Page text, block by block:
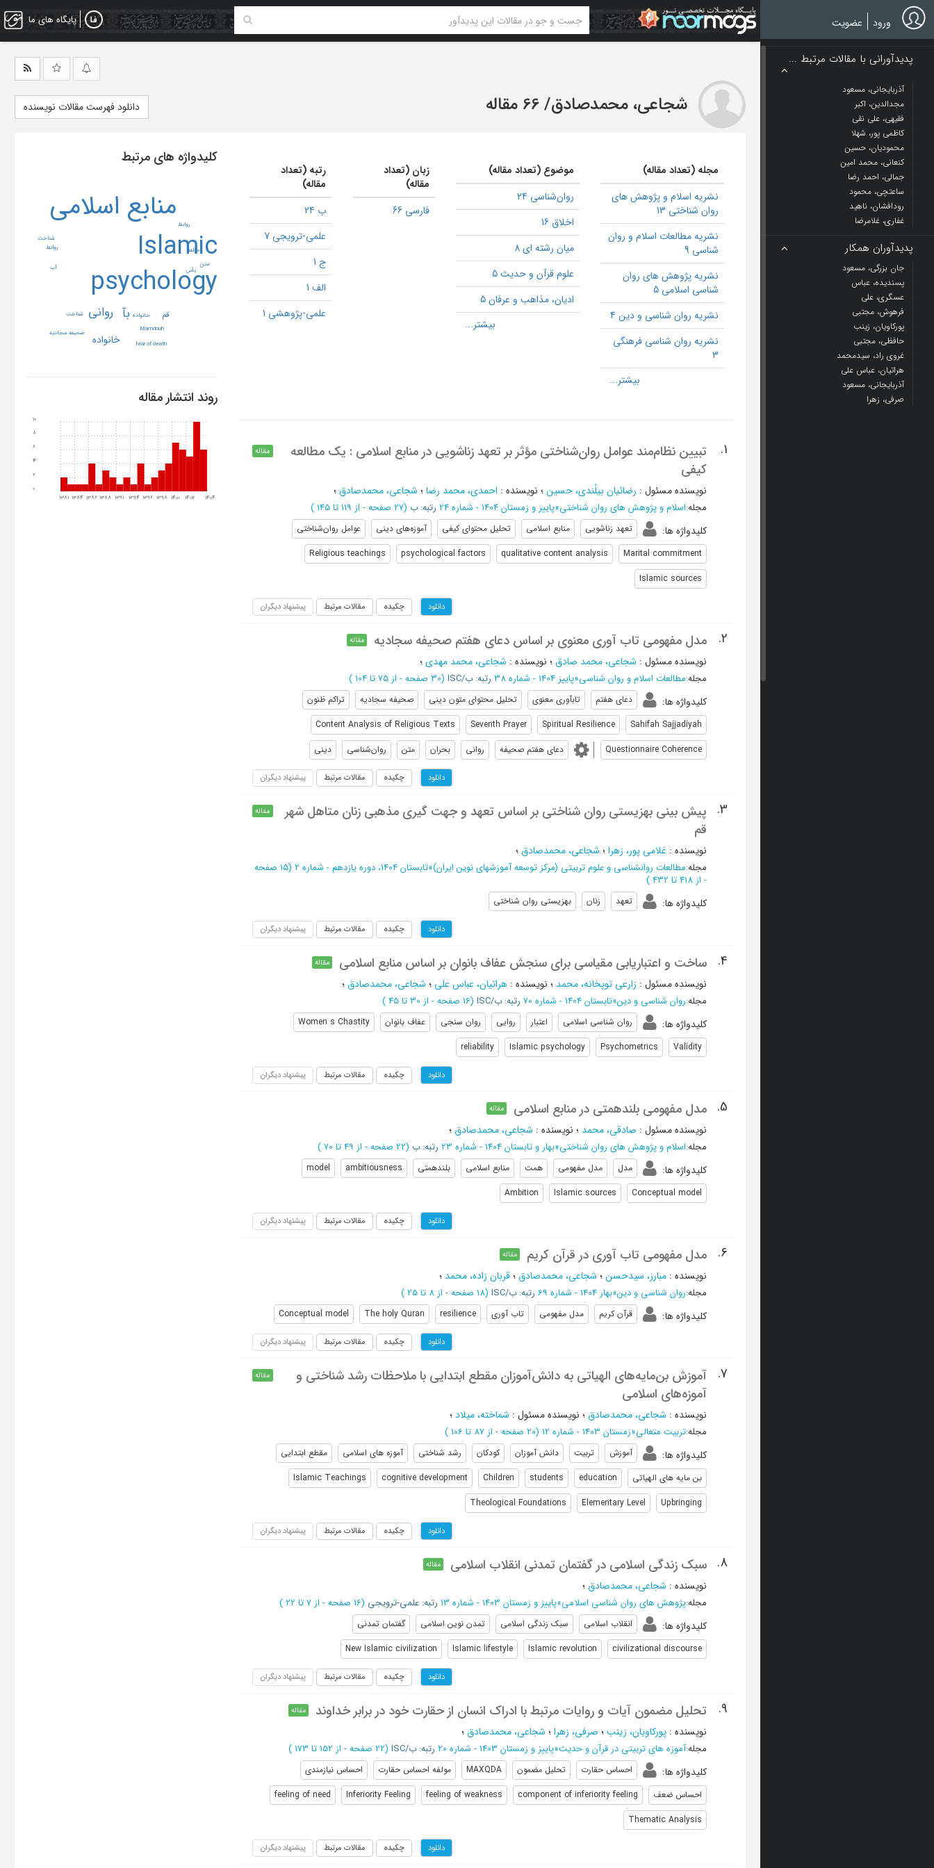
Skip
to
main
پایگاه های ما ورود عضویت
پدیدآورانی با مقالات مرتبط ...
آذربایجانی، مسعود
مجدالدین، اکبر
فقیهی، علی نقی
کاظمی پور، شهلا
محمودیان، حسین
کنعانی، محمد امین
جمالی، احمد رضا
ساعتچی، محمود
رودافشان، ناهید
غفاری، غلامرضا
پدیدآوران همکار
جان بزرگی، مسعود
پسندیده، عباس
عسگری، علی
فرهوش، مجتبی
پورکاویان، زینب
حافظی، مجتبی
غروی راد، سیدمحمد
هراتیان، عباس علی
آذربایجانی، مسعود
صرفی، زهرا
شجاعی، محمدصادق/66 مقاله دانلود فهرست مقالات نویسنده
مجله (تعداد مقاله)
نشریه اسلام و پژوهش های
روان شناختی 13
نشریه مطالعات اسلام و روان
شناسی 9
نشریه پژوهش های روان
شناسی اسلامی 5
نشریه روان شناسی و دین 4
نشریه روان شناسی فرهنگی
3
موضوع (تعداد مقاله)
روان‌شناسی 24
اخلاق 16
میان رشته ای 8
علوم قرآن و حدیث 5
ادیان، مذاهب و عرفان 5
زبان (تعداد
مقاله)
فارسی 66
رتبه (تعداد
مقاله)
ب 24
علمی-ترویجی 7
ج 1
الف 1
علمی-پژوهشی 1
1.
تبیین نظام‌مند عوامل روان‌شناختی مؤثر بر تعهد زناشویی در منابع اسلامی : یک مطالعه
کیفی
مقاله
نویسنده مسئول : رضائيان بيلُندي، حسين؛ نویسنده : احمدی، محمد رضا؛ شجاعی، محمدصادق ؛
مجله:اسلام و پژوهش های روان شناختی»پاییز و زمستان 1404 - شماره 24 رتبه: ب (‎27 صفحه - از 119 تا 145 )
کلیدواژه ها: تعهد زناشویی منابع اسلامی تحلیل محتوای کیفی آموزه‌های دینی
عوامل روان‌شناختی
Marital commitment
qualitative content analysis
psychological factors
Religious teachings
Islamic sources
دانلود چکیده مقالات مرتبط پیشنهاد دیگران
2. مدل مفهومی تاب آوری معنوی بر اساس دعای هفتم صحیفه سجادیه مقاله
نویسنده مسئول : شجاعی، محمد صادق ؛ نویسنده : شجاعی، محمد مهدی؛
مجله:مطالعات اسلام و روان شناسی»پاییز 1404 - شماره 38 رتبه: ب/ISC (‎30 صفحه - از 75 تا 104 )
کلیدواژه ها: دعای هفتم تابآوری معنوی تحلیل محتوای متون دینی صحیفه سجادیه
تراکم ظنون
Sahifah Sajjadiyah
Spiritual Resilience
Seventh Prayer
Content Analysis of Religious Texts
Questionnaire Coherence
دعای هفتم صحیفه روانی بحران متن روان‌شناسی دینی
دانلود چکیده مقالات مرتبط پیشنهاد دیگران
3.
پیش بینی بهزیستی روان شناختی بر اساس تعهد و جهت گیری مذهبی زنان متاهل شهر
قم
مقاله
نویسنده : غلامی پور، زهرا؛ شجاعی، محمدصادق ؛
مجله:مطالعات روانشناسی و علوم تربیتی (مرکز توسعه آموزشهای نوین ایران)»تابستان 1404، دوره یازدهم - شماره 2
(‎15 صفحه
- از 418 تا 432 )
کلیدواژه ها: تعهد زنان بهزیستی روان شناختی
دانلود چکیده مقالات مرتبط پیشنهاد دیگران
4. ساخت و اعتباریابی مقیاسی برای سنجش عفاف بانوان بر اساس منابع اسلامی مقاله
نویسنده مسئول : زارعی توپخانه، محمد ؛ نویسنده : هراتیان، عباس علی ؛ شجاعی، محمدصادق ؛
مجله:روان شناسی و دین»تابستان 1404 - شماره 70 رتبه: ب/ISC (‎16 صفحه - از 30 تا 45 )
کلیدواژه ها: روان شناسی اسلامی اعتبار روایی روان سنجی عفاف بانوان
Women s Chastity
Validity
Psychometrics
Islamic psychology
reliability
دانلود چکیده مقالات مرتبط پیشنهاد دیگران
5. مدل مفهومی بلندهمتی در منابع اسلامی مقاله
نویسنده مسئول : صادقی، محمد ؛ نویسنده : شجاعی، محمدصادق ؛
مجله:اسلام و پژوهش های روان شناختی»بهار و تابستان 1404 - شماره 23 رتبه: ب (‎22 صفحه - از 49 تا 70 )
کلیدواژه ها: مدل مدل مفهومی همت منابع اسلامی بلندهمتی ambitiousness
model
Conceptual model
Islamic sources
Ambition
دانلود چکیده مقالات مرتبط پیشنهاد دیگران
6. مدل مفهومی تاب آوری در قرآن کریم مقاله
نویسنده : مبارز، سيدحسن؛ شجاعی، محمدصادق ؛قربان زاده، محمد ؛
مجله:روان شناسی و دین»بهار 1404 - شماره 69 رتبه: ب/ISC (‎18 صفحه - از 8 تا 25 )
کلیدواژه ها: قرآن کریم مدل مفهومی تاب آوری resilience
The holy Quran
Conceptual model
دانلود چکیده مقالات مرتبط پیشنهاد دیگران
7.
آموزش بن‌مایه‌های الهیاتی به دانش‌آموزان مقطع ابتدایی با ملاحظات رشد شناختی و
آموزه‌های اسلامی
مقاله
نویسنده : شجاعی، محمدصادق ؛ نویسنده مسئول : شماخته، میلاد؛
مجله:تربیت متعالی»زمستان 1403 - شماره 12 (‎20 صفحه - از 87 تا 106 )
کلیدواژه ها: آموزش تربیت دانش آموزان کودکان رشد شناختی آموزه های اسلامی
مقطع ابتدایی
بن مایه های الهیاتی
education
students
Children
cognitive development
Islamic Teachings
Upbringing
Elementary Level
Theological Foundations
دانلود چکیده مقالات مرتبط پیشنهاد دیگران
8. سبک زندگی اسلامی در گفتمان تمدنی انقلاب اسلامی مقاله
نویسنده : شجاعی، محمدصادق ؛
مجله:پژوهش های روان شناسی اسلامی»پاییز و زمستان 1403 - شماره 13 رتبه: علمی-ترویجی (‎16 صفحه - از 7 تا 22 )
کلیدواژه ها: انقلاب اسلامی سبک زندگی اسلامی تمدن نوین اسلامی
گفتمان تمدنی
civilizational discourse
Islamic revolution
Islamic lifestyle
New Islamic civilization
دانلود چکیده مقالات مرتبط پیشنهاد دیگران
9. تحلیل مضمون آیات و روایات مرتبط با ادراک انسان از حقارت خود در برابر خداوند مقاله
نویسنده : پورکاویان، زینب؛ صرفی، زهرا؛ شجاعی، محمدصادق ؛
مجله:آموزه های تربیتی در قرآن و حدیث»پاییز و زمستان 1403 - شماره 20 رتبه: ب/ISC (‎22 صفحه - از 152 تا 173 )
کلیدواژه ها: احساس حقارت تحلیل مضمون MAXQDA مولفه احساس حقارت
احساس نیازمندی
احساس ضعف
component of inferiority feeling
feeling of weakness
Inferiority Feeling
feeling of need
Thematic Analysis
دانلود چکیده مقالات مرتبط پیشنهاد دیگران
کلیدواژه های مرتبط
Islamic
psychology
منابع اسلامی
بآ روانی
خانواده
قم
fear of death
Mamdouh
خانواده
روابط
شناخت
یأس آب
رواﺑﻂ
شناخت
صحیفه سجادیه
مؤلفه
متن
روند انتشار مقاله
1381 1384 1386 1388 1391 1394 1396 1398 1400 1402 1404
0
2
4
6
8
10